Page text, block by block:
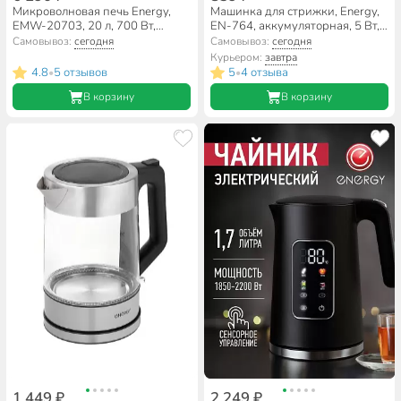
Микроволновая печь Energy,
EMW-20703, 20 л, 700 Вт,
механическая, 6 уровней
Самовывоз:сегодня
4.8•5 отзывов
В корзину
Машинка для стрижки, Energy,
EN-764, аккумуляторная, 5 Вт,
LED-дисплей
Самовывоз: сегодня
Курьером: завтра
5•4 отзыва
В корзину